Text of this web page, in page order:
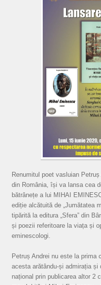
Renumitul poet vasluian
din România, își va lansa cea
bătrânețe a lui MIHAI
ediție alcătuită de „Jumătatea
tipărită la editura „Sfera” din
și poezii referitoare la viața și
eminescologi.
Petruș Andrei nu este la prima
acesta arătându-și admirația și
național prin publicarea altor 2